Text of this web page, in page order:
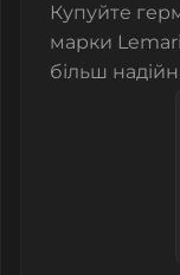
Купуйте
марки
більш